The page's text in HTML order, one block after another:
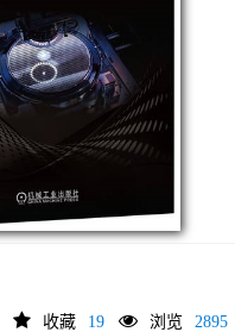
收藏 19 浏览 2895